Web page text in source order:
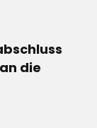
die